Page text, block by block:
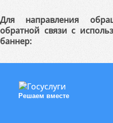
Для направления
обратной связи с
баннер:
Решаем вместе